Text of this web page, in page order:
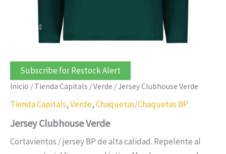
Subscribe for Restock Alert
Inicio / Tienda Capitals /Verde / Jersey Clubhouse Verde
Tienda Capitals,Verde,Chaquetas/Chaquetas BP
Jersey Clubhouse Verde
Cortavientos / jersey BP de alta calidad. Repelente al